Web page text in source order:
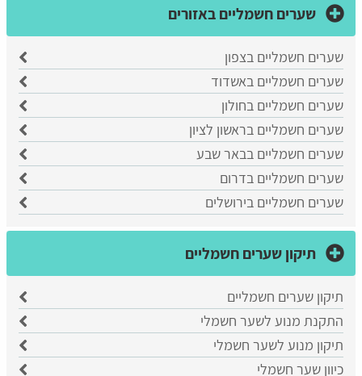
שערים חשמליים באזורים
שערים חשמליים בצפון
שערים חשמליים באשדוד
שערים חשמליים בחולון
שערים חשמליים בראשון לציון
שערים חשמליים בבאר שבע
שערים חשמליים בדרום
שערים חשמליים בירושלים
תיקון שערים חשמליים
תיקון שערים חשמליים
התקנת מנוע לשער חשמלי
תיקון מנוע לשער חשמלי
כיוון שער חשמלי